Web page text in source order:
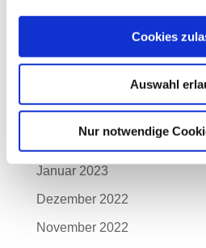
Cookies
Auswahl
Nur notwendige
Mai 2023
März 2023
Januar 2023
Dezember 2022
November 2022